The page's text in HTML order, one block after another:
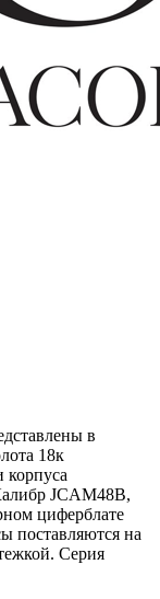
в
18к
корпуса
JCAM48B,
циферблате
поставляются на
Серия